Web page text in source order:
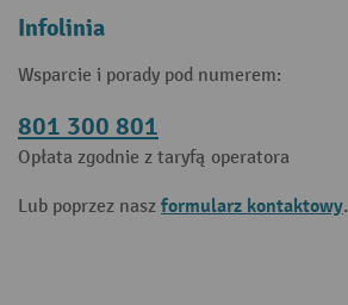
Infolinia
Wsparcie i porady pod numerem:
801 300 801
Opłata zgodnie z taryfą operatora
Lub poprzez nasz formularz kontaktowy.